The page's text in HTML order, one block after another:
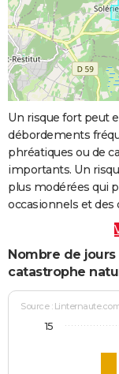
Un risque fort peut
débordements
phréatiques ou de
importants. Un
plus modérées qui
occasionnels et
Nombre de
catastrophe
Source :
15